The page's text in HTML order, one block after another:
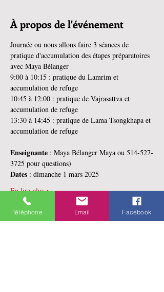
À propos de l'événement
Journée ou nous allons faire 3 séances de
pratique d'accumulation des étapes préparatoires
avec Maya Bélanger
9:00 à 10:15 : pratique du Lamrim et
accumulation de refuge
10:45 à 12:00 : pratique de Vajrasattva et
accumulation de refuge
13:30 à 14:45 : pratique de Lama Tsongkhapa et
accumulation de refuge
Enseignante : Maya Bélanger Maya ou 514-527-
3725 pour questions)
Dates : dimanche 1 mars 2025
En lire plus >
Téléphone Email Facebook